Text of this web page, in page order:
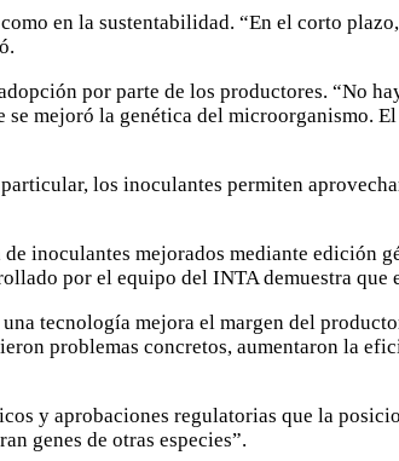
en la sustentabilidad. “En el corto
por parte de los productores. “No
mejoró la genética del microorganismo.
los inoculantes permiten
inoculantes mejorados mediante edición
por el equipo del INTA demuestra que
tecnología mejora el margen del
problemas concretos, aumentaron la
y aprobaciones regulatorias que la
genes de otras especies”.